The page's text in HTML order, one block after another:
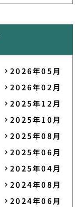
2026年05月
2026年02月
2025年12月
2025年10月
2025年08月
2025年06月
2025年04月
2024年08月
2024年06月